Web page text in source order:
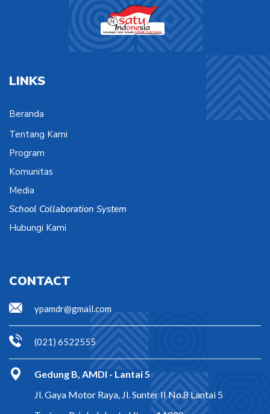
LINKS
Beranda
Tentang Kami
Program
Komunitas
Media
School Collaboration System
Hubungi Kami
CONTACT
ypamdr@gmail.com
(021) 6522555
Gedung B, AMDI - Lantai 5
Jl. Gaya Motor Raya, Jl. Sunter II No.8 Lantai 5